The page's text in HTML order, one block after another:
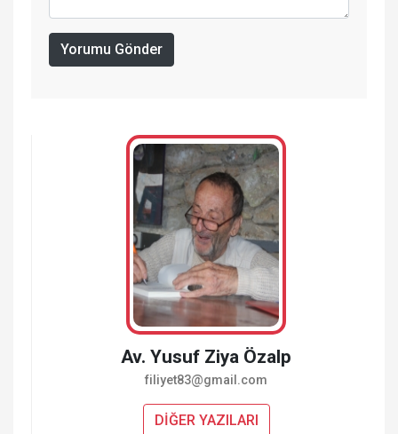
Yorumu Gönder
Av. Yusuf Ziya Özalp
filiyet83@gmail.com
DİĞER YAZILARI